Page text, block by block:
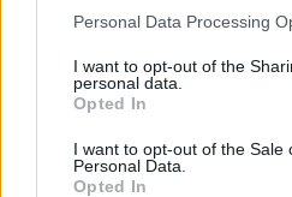
Please note that this website/
not limited to your visit or usage
grant or deny consent to Google
use your data for below
consent section.
Personal Data Processing
I want to opt-out of the
personal data.
Opted In
I want to opt-out of the Sale
Personal Data.
Opted In
Ricevi le
da
Condividi l'articolo